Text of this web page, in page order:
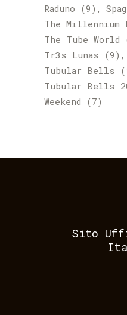
Raduno (9)
The Millennium
The Tube World
Tr3s Lunas (9)
Tubular Bells
Tubular Bells
Weekend (7)
Sito